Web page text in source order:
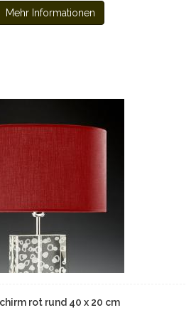
Mehr Informationen
rot rund 40 x 20 cm